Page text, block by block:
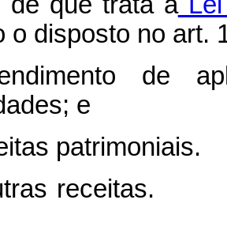
o disposto no art.
de
e
patrimoniais.